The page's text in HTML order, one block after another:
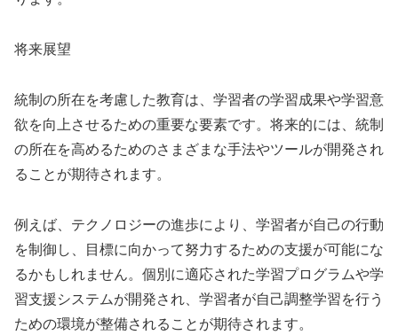
将来展望
統制の所在を考慮した教育は、学習者の学習成果や学習意
欲を向上させるための重要な要素です。将来的には、統制
の所在を高めるためのさまざまな手法やツールが開発され
ることが期待されます。
例えば、テクノロジーの進歩により、学習者が自己の行動
を制御し、目標に向かって努力するための支援が可能にな
るかもしれません。個別に適応された学習プログラムや学
習支援システムが開発され、学習者が自己調整学習を行う
ための環境が整備されることが期待されます。